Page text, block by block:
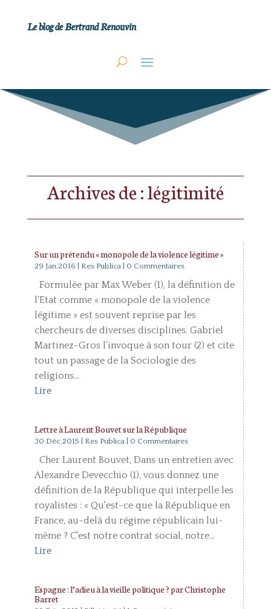
Le blog de Bertrand Renouvin
Archives de : légitimité
Sur un prétendu « monopole de la violence légitime »
29 Jan,2016 Res Publica| 0 Commentaires
Formulée par Max Weber (1), la définition de
l’Etat comme « monopole de la violence
légitime » est souvent reprise par les
chercheurs de diverses disciplines. Gabriel
Martinez-Gros l’invoque à son tour (2) et cite
tout un passage de la Sociologie des
religions...
Lire
Lettre à Laurent Bouvet sur la République
30 Déc,2015 Res Publica| 0 Commentaires
Cher Laurent Bouvet, Dans un entretien avec
Alexandre Devecchio (1), vous donnez une
définition de la République qui interpelle les
royalistes : « Qu'est-ce que la République en
France, au-delà du régime républicain lui-
même ? C'est notre contrat social, notre...
Lire
Espagne : l’adieu à la vieille politique ? par Christophe
Barret